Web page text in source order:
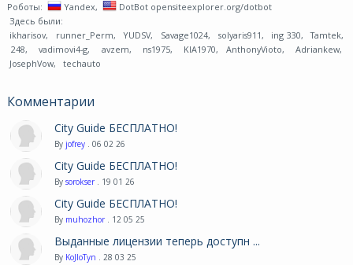
Роботы:
Yandex,
DotBot opensiteexplorer.org/dotbot
Здесь были:
ikharisov, runner_Perm, YUDSV, Savage1024, solyaris911, ing 330, Tamtek,
248, vadimovi4-g, avzem, ns1975, KIA1970, AnthonyVioto, Adriankew,
JosephVow, techauto
Комментарии
City Guide БЕСПЛАТНО!
By jofrey . 06 02 26
City Guide БЕСПЛАТНО!
By sorokser . 19 01 26
City Guide БЕСПЛАТНО!
By muhozhor . 12 05 25
Выданные лицензии теперь доступн ...
By KoJIoTyn . 28 03 25